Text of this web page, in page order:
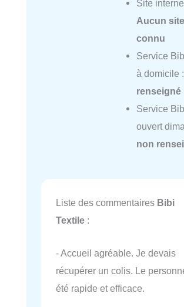
Site
Aucun
connu
Service
à domicile :
renseigné
Service
ouvert
non
Liste des commentaires Bibi
Textile :
- Accueil agréable. Je devais
récupérer un colis. Le
été rapide et efficace.